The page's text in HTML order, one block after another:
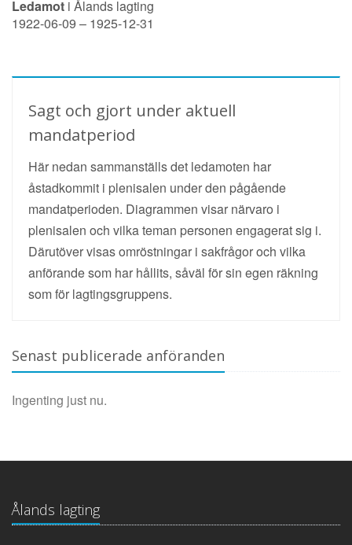
Ledamot i Ålands lagting
1922-06-09 – 1925-12-31
Sagt och gjort under aktuell
mandatperiod
Här nedan sammanställs det ledamoten har
åstadkommit i plenisalen under den pågående
mandatperioden. Diagrammen visar närvaro i
plenisalen och vilka teman personen engagerat sig i.
Därutöver visas omröstningar i sakfrågor och vilka
anförande som har hållits, såväl för sin egen räkning
som för lagtingsgruppens.
Senast publicerade anföranden
Ingenting just nu.
Ålands lagting